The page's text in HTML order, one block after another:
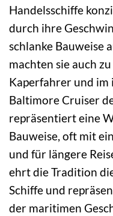
Handelsschiffe
durch ihre
schlanke Bauweise
machten sie auch
Kaperfahrer und im
Baltimore Cruiser
repräsentiert eine
Bauweise, oft mit
und für längere
ehrt die Tradition
Schiffe und
der maritimen